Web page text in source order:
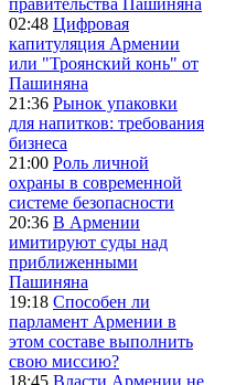
02:48 Цифровая
капитуляция Армении
или "Троянский конь" от
Пашиняна
21:36 Рынок упаковки
для напитков: требования
бизнеса
21:00 Роль личной
охраны в современной
системе безопасности
20:36 В Армении
имитируют суды над
приближенными
Пашиняна
19:18 Способен ли
парламент Армении в
этом составе выполнить
свою миссию?
18:45 Власти Армении не